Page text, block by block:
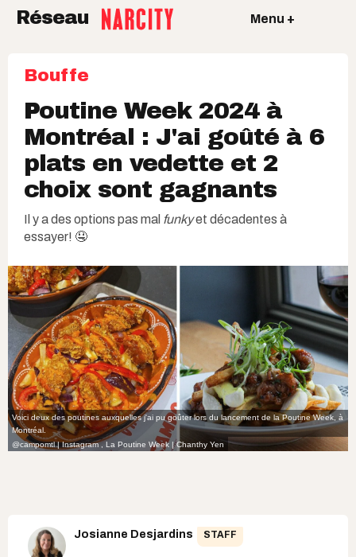
Réseau Menu +
Bouffe
Poutine Week 2024 à
Montréal : J'ai goûté à 6
plats en vedette et 2
choix sont gagnants
Il y a des options pas mal funkyet décadentes à
essayer! 🤤
Voici deux des poutines auxquelles j'ai pu goûter lors du lancement de la Poutine Week, à
Montréal.
@campomtl | Instagram, La Poutine Week | Chanthy Yen
Josianne Desjardins STAFF